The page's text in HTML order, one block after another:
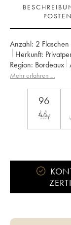
Anzahl: 2 Flaschen
Herkunft:
Region:
Bordeaux
Klassifizierung:
Mehr erfahren …
96